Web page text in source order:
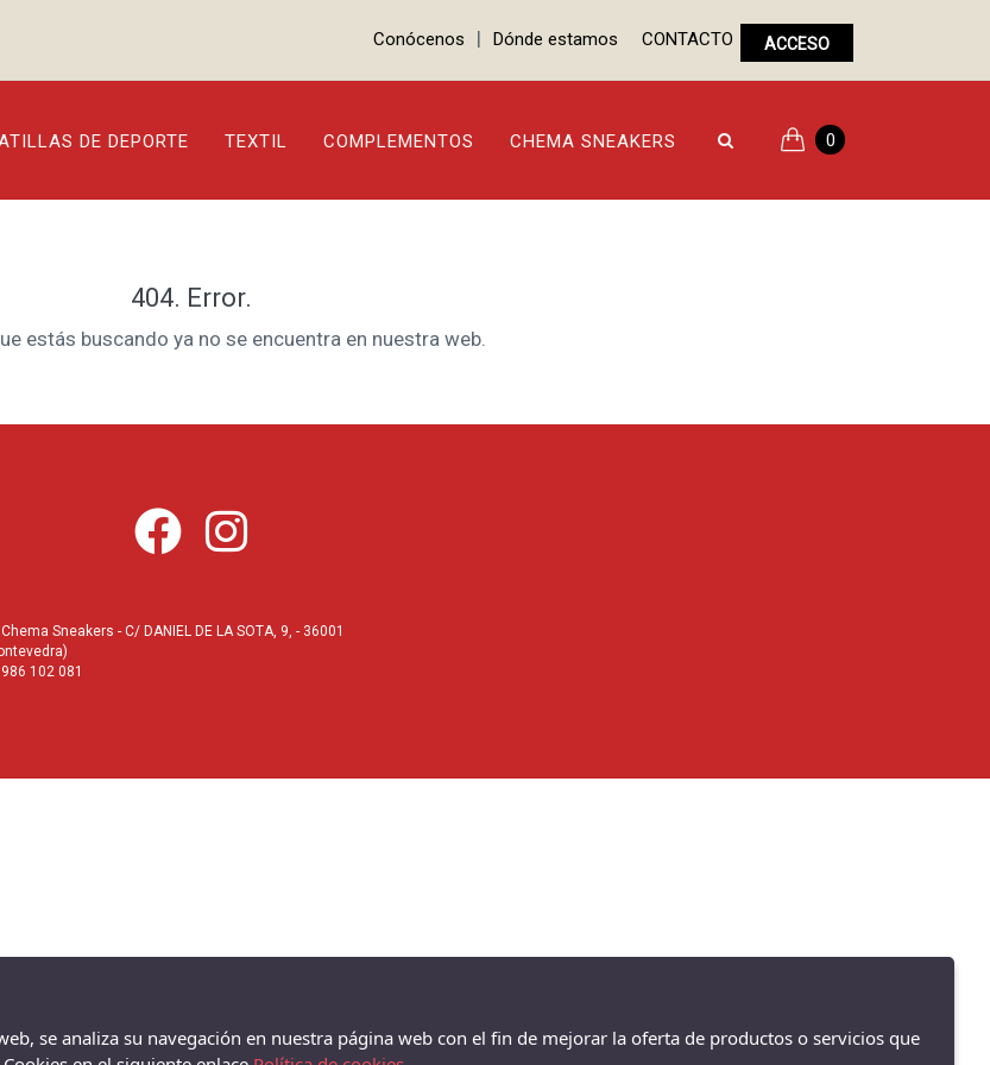
Conócenos | Dónde estamos CONTACTO ACCESO
DE DEPORTE TEXTIL COMPLEMENTOS CHEMA SNEAKERS 0
404. Error.
estás buscando ya no se encuentra en nuestra web.
Chema Sneakers - C/ DANIEL DE LA SOTA, 9, - 36001
986 102 081
se analiza su navegación en nuestra página web con el fin de mejorar la oferta de productos o servicios que